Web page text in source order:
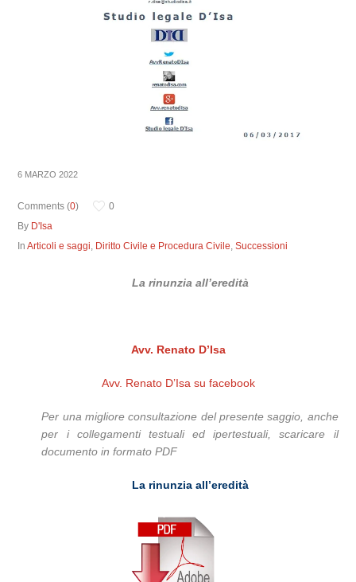
6 MARZO 2022
Comments (0)
0
By D'Isa
InArticoli e saggi, Diritto Civile e Procedura Civile,Successioni
La rinunzia all’eredità
Avv. Renato D’Isa
Avv. Renato D’Isa su facebook
Per una migliore consultazione del presente saggio, anche
per i collegamenti testuali ed ipertestuali, scaricare il
documento in formato PDF
La rinunzia all’eredità